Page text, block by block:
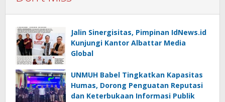
Jalin Sinergisitas, Pimpinan IdNews.id
Kunjungi Kantor Albattar Media
Global
UNMUH Babel Tingkatkan Kapasitas
Humas, Dorong Penguatan Reputasi
dan Keterbukaan Informasi Publik